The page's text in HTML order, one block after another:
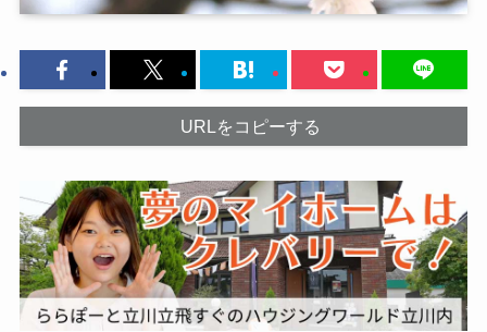
URLをコピーする